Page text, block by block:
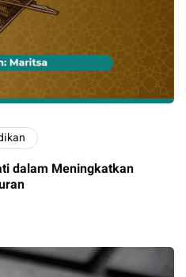
dalam Meningkatkan